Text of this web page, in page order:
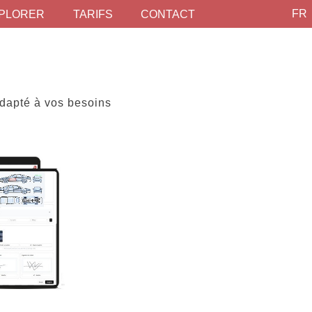
TARIFS CONTACT
FR
à vos besoins